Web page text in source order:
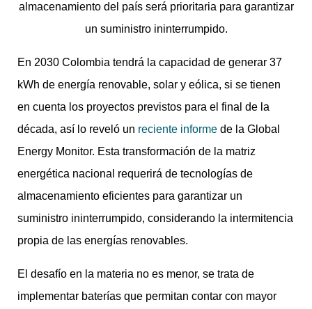
almacenamiento del país será prioritaria para garantizar
un suministro ininterrumpido.
En 2030 Colombia tendrá la capacidad de generar 37
kWh de energía renovable, solar y eólica, si se tienen
en cuenta los proyectos previstos para el final de la
década, así lo reveló un reciente informe de la Global
Energy Monitor. Esta transformación de la matriz
energética nacional requerirá de tecnologías de
almacenamiento eficientes para garantizar un
suministro ininterrumpido, considerando la intermitencia
propia de las energías renovables.
El desafío en la materia no es menor, se trata de
implementar baterías que permitan contar con mayor